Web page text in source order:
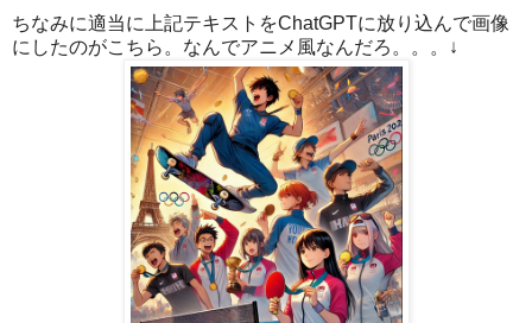
ちなみに適当に上記テキストをChatGPTに放り込んで画像
にしたのがこちら。なんでアニメ風なんだろ。。。↓